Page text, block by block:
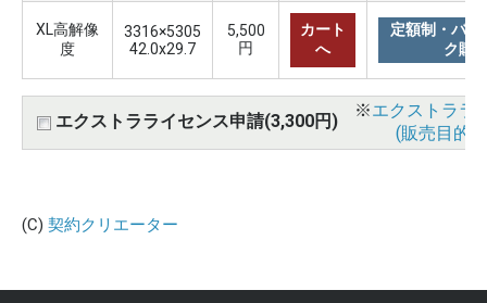
XL高解像
度
3316×5305
42.0x29.7
5,500
円
カート
へ
定額制・バリ
ク購
エクストラライセンス申請(3,300円)
※エクストララ
(販売目的
(C) 契約クリエーター